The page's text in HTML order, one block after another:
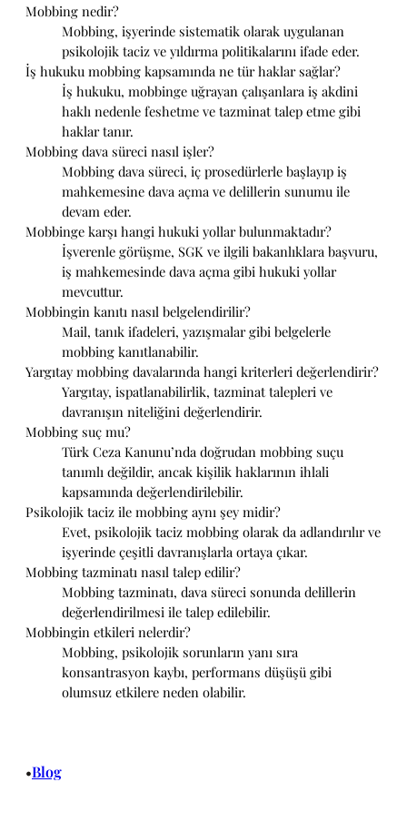
Mobbing nedir?
Mobbing, işyerinde sistematik olarak uygulanan
psikolojik taciz ve yıldırma politikalarını ifade eder.
İş hukuku mobbing kapsamında ne tür haklar sağlar?
İş hukuku, mobbinge uğrayan çalışanlara iş akdini
haklı nedenle feshetme ve tazminat talep etme gibi
haklar tanır.
Mobbing dava süreci nasıl işler?
Mobbing dava süreci, iç prosedürlerle başlayıp iş
mahkemesine dava açma ve delillerin sunumu ile
devam eder.
Mobbinge karşı hangi hukuki yollar bulunmaktadır?
İşverenle görüşme, SGK ve ilgili bakanlıklara başvuru,
iş mahkemesinde dava açma gibi hukuki yollar
mevcuttur.
Mobbingin kanıtı nasıl belgelendirilir?
Mail, tanık ifadeleri, yazışmalar gibi belgelerle
mobbing kanıtlanabilir.
Yargıtay mobbing davalarında hangi kriterleri değerlendirir?
Yargıtay, ispatlanabilirlik, tazminat talepleri ve
davranışın niteliğini değerlendirir.
Mobbing suç mu?
Türk Ceza Kanunu’nda doğrudan mobbing suçu
tanımlı değildir, ancak kişilik haklarının ihlali
kapsamında değerlendirilebilir.
Psikolojik taciz ile mobbing aynı şey midir?
Evet, psikolojik taciz mobbing olarak da adlandırılır ve
işyerinde çeşitli davranışlarla ortaya çıkar.
Mobbing tazminatı nasıl talep edilir?
Mobbing tazminatı, dava süreci sonunda delillerin
değerlendirilmesi ile talep edilebilir.
Mobbingin etkileri nelerdir?
Mobbing, psikolojik sorunların yanı sıra
konsantrasyon kaybı, performans düşüşü gibi
olumsuz etkilere neden olabilir.
•Blog